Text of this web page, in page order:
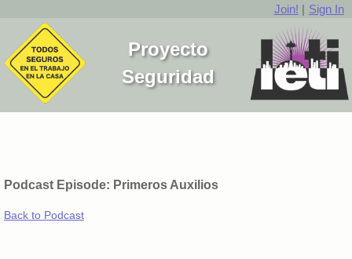
Join! | Sign In
Proyecto
Seguridad
Podcast Episode: Primeros Auxilios
Back to Podcast